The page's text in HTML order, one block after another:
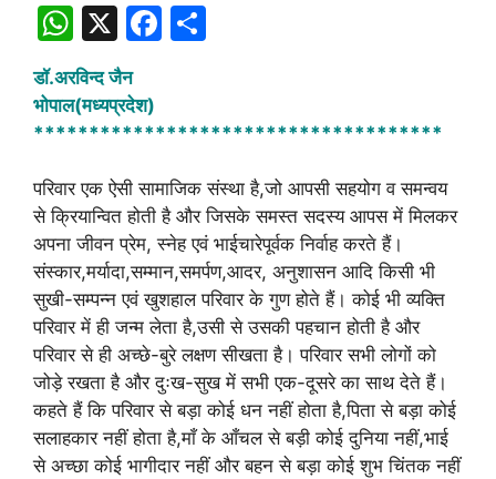
W
h
at
s
p
p
X
F
e
o
o
k
e
डॉ.अरविन्द जैन
भोपाल(मध्यप्रदेश)
*************************************
परिवार एक ऐसी सामाजिक संस्था है,जो आपसी सहयोग व समन्वय
से क्रियान्वित होती है और जिसके समस्त सदस्य आपस में मिलकर
अपना जीवन प्रेम, स्नेह एवं भाईचारेपूर्वक निर्वाह करते हैं।
संस्कार,मर्यादा,सम्मान,समर्पण,आदर, अनुशासन आदि किसी भी
सुखी-सम्पन्न एवं खुशहाल परिवार के गुण होते हैं। कोई भी व्यक्ति
परिवार में ही जन्म लेता है,उसी से उसकी पहचान होती है और
परिवार से ही अच्छे-बुरे लक्षण सीखता है। परिवार सभी लोगों को
जोड़े रखता है और दुःख-सुख में सभी एक-दूसरे का साथ देते हैं।
कहते हैं कि परिवार से बड़ा कोई धन नहीं होता है,पिता से बड़ा कोई
सलाहकार नहीं होता है,माँ के आँचल से बड़ी कोई दुनिया नहीं,भाई
से अच्छा कोई भागीदार नहीं और बहन से बड़ा कोई शुभ चिंतक नहीं